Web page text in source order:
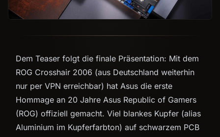
Dem Teaser folgt die finale Präsentation: Mit dem
ROG Crosshair 2006 (aus Deutschland weiterhin
nur per VPN erreichbar) hat Asus die erste
Hommage an 20 Jahre Asus Republic of Gamers
(ROG) offiziell gemacht. Viel blankes Kupfer (alias
Aluminium im Kupferfarbton) auf schwarzem PCB